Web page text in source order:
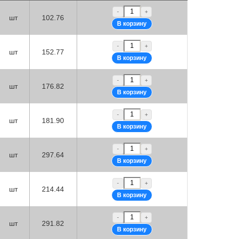
шт 102.76
- +
шт 152.77
- +
шт 176.82
- +
шт 181.90
- +
шт 297.64
- +
шт 214.44
- +
шт 291.82
- +